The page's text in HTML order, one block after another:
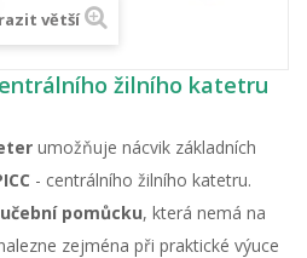
větší
žilního katetru
umožňuje nácvik základních
- centrálního žilního katetru.
pomůcku, která nemá na
zejména při praktické výuce